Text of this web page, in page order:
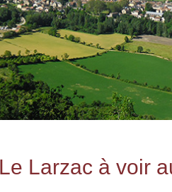
Le Larzac à voir